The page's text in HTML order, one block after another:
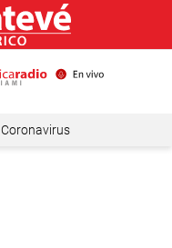
Coronavirus